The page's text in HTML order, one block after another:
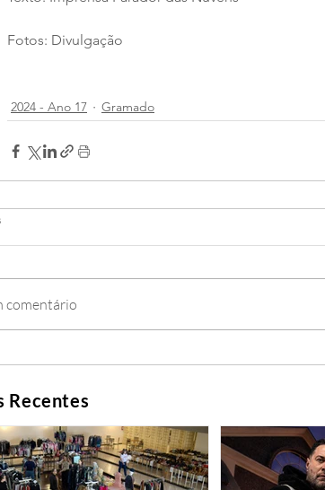
Fotos: Divulgação
2024 - Ano 17 Gramado
comentário
Recentes